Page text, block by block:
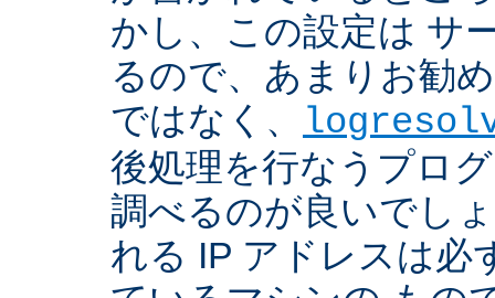
かし、この設定は サ
るので、あまりお勧
ではなく、
後処理を行なうプロ
調べるのが良いでし
れる IP アドレスは必